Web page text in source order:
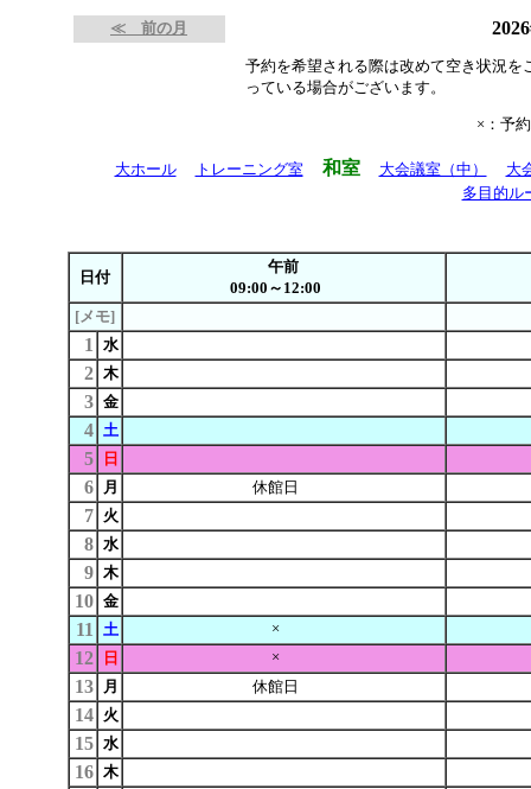
≪ 前の月
予約を希望される際は改めて空き状況
っている場合がございます。
×：予
大ホール トレーニング室 和室 大会議室（中）
大
多目的ル
日付
午前
09:00～12:00
[メモ]
1 水
2 木
3 金
4 土
5 日
6 月 休館日
7 火
8 水
9 木
10 金
11 土 ×
12 日 ×
13 月 休館日
14 火
15 水
16 木